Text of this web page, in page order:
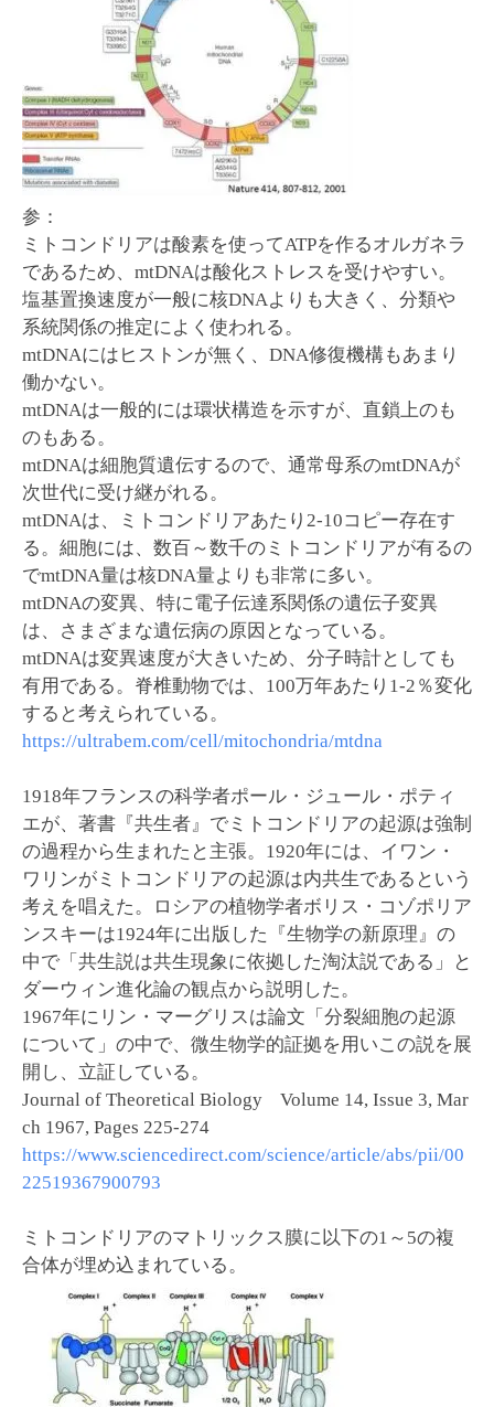
参：
ミトコンドリアは酸素を使ってATPを作るオルガネラ
であるため、mtDNAは酸化ストレスを受けやすい。
塩基置換速度が一般に核DNAよりも大きく、分類や
系統関係の推定によく使われる。
mtDNAにはヒストンが無く、DNA修復機構もあまり
働かない。
mtDNAは一般的には環状構造を示すが、直鎖上のも
のもある。
mtDNAは細胞質遺伝するので、通常母系のmtDNAが
次世代に受け継がれる。
mtDNAは、ミトコンドリアあたり2-10コピー存在す
る。細胞には、数百～数千のミトコンドリアが有るの
でmtDNA量は核DNA量よりも非常に多い。
mtDNAの変異、特に電子伝達系関係の遺伝子変異
は、さまざまな遺伝病の原因となっている。
mtDNAは変異速度が大きいため、分子時計としても
有用である。脊椎動物では、100万年あたり1-2％変化
すると考えられている。
https://ultrabem.com/cell/mitochondria/mtdna
1918年フランスの科学者ポール・ジュール・ポティ
エが、著書『共生者』でミトコンドリアの起源は強制
の過程から生まれたと主張。1920年には、イワン・
ワリンがミトコンドリアの起源は内共生であるという
考えを唱えた。ロシアの植物学者ボリス・コゾポリア
ンスキーは1924年に出版した『生物学の新原理』の
中で「共生説は共生現象に依拠した淘汰説である」と
ダーウィン進化論の観点から説明した。
1967年にリン・マーグリスは論文「分裂細胞の起源
について」の中で、微生物学的証拠を用いこの説を展
開し、立証している。
Journal of Theoretical Biology Volume 14, Issue 3, Mar
ch 1967, Pages 225-274
https://www.sciencedirect.com/science/article/abs/pii/00
22519367900793
ミトコンドリアのマトリックス膜に以下の1～5の複
合体が埋め込まれている。